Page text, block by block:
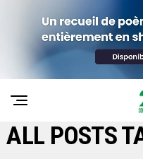
ALL POSTS